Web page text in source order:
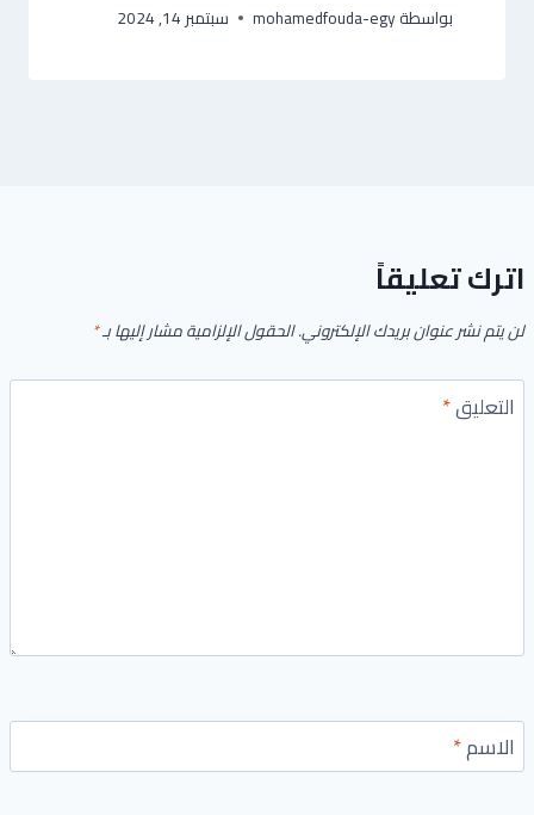
بواسطةmohamedfouda-egy سبتمبر 14, 2024
اترك تعليقاً
لن يتم نشر عنوان بريدك الإلكتروني.الحقول الإلزامية مشار إليها بـ*
التعليق*
الاسم*